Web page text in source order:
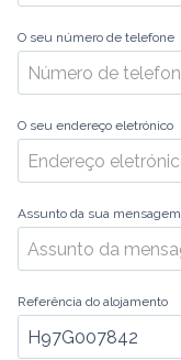
O seu número de telefone
O seu endereço eletrónico
Assunto da sua mensagem
Referência do alojamento